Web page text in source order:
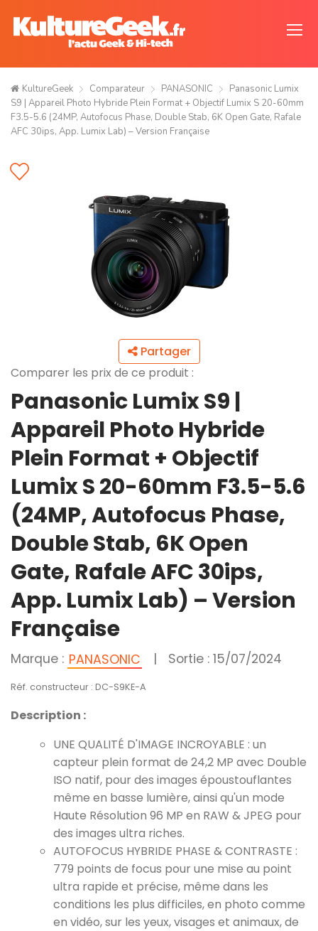
KultureGeek Comparateur PANASONIC
Panasonic Lumix
S9 | Appareil Photo Hybride Plein Format + Objectif Lumix S 20-60mm
F3.5-5.6 (24MP, Autofocus Phase, Double Stab, 6K Open Gate, Rafale
AFC 30ips, App. Lumix Lab) – Version Française
Partager
Comparer les prix de ce produit :
Panasonic Lumix S9 |
Appareil Photo Hybride
Plein Format + Objectif
Lumix S 20-60mm F3.5-5.6
(24MP, Autofocus Phase,
Double Stab, 6K Open
Gate, Rafale AFC 30ips,
App. Lumix Lab) – Version
Française
Marque : PANASONIC | Sortie : 15/07/2024
Réf. constructeur : DC-S9KE-A
Description :
UNE QUALITÉ D'IMAGE INCROYABLE : un
capteur plein format de 24,2 MP avec Double
ISO natif, pour des images époustouflantes
même en basse lumière, ainsi qu'un mode
Haute Résolution 96 MP en RAW & JPEG pour
des images ultra riches.
AUTOFOCUS HYBRIDE PHASE & CONTRASTE :
779 points de focus pour une mise au point
ultra rapide et précise, même dans les
conditions les plus difficiles, en photo comme
en vidéo, sur les yeux, visages et animaux, de